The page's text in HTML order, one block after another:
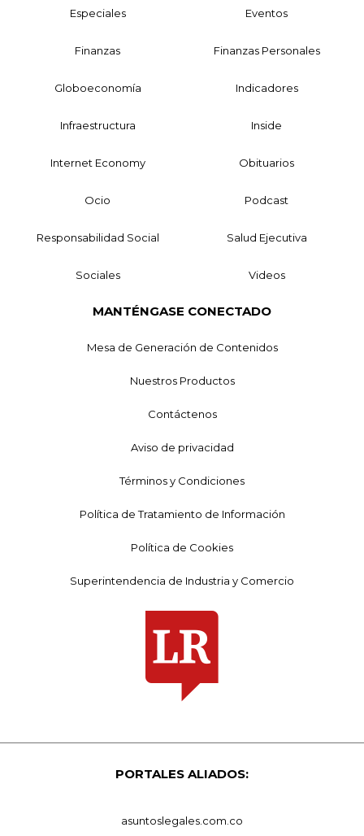
Especiales Eventos
Finanzas Finanzas Personales
Globoeconomía Indicadores
Infraestructura Inside
Internet Economy Obituarios
Ocio Podcast
Responsabilidad Social Salud Ejecutiva
Sociales Videos
MANTÉNGASE CONECTADO
Mesa de Generación de Contenidos
Nuestros Productos
Contáctenos
Aviso de privacidad
Términos y Condiciones
Política de Tratamiento de Información
Política de Cookies
Superintendencia de Industria y Comercio
PORTALES ALIADOS:
asuntoslegales.com.co